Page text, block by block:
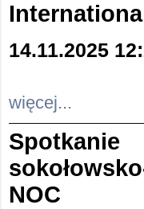
14.11.2025
więcej...
NOC